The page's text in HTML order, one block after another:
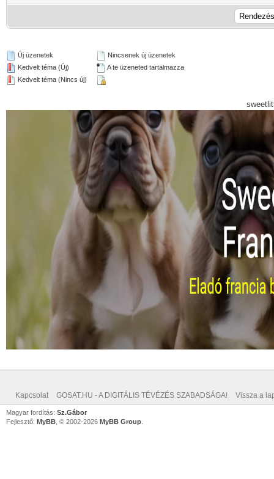
Új üzenetek
Kedvelt téma (Új)
Kedvelt téma (Nincs új)
Nincsenek új üzenetek
A te üzeneted tartalmazza
Kapcsolat GOSAT.HU - A DIGITÁLIS TÉVÉZÉS SZABADSÁGA! Vissza a
Magyar fordítás: Sz.Gábor
Fejlesztő: MyBB , © 2002-2026 MyBB Group